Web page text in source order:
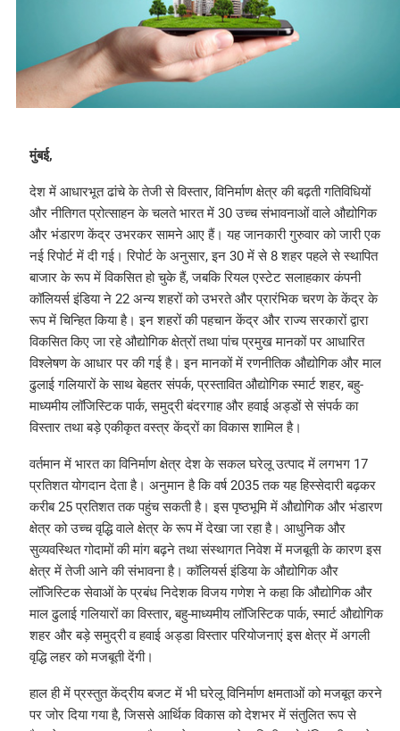
मुंबई,
देश में आधारभूत ढांचे के तेजी से विस्तार, विनिर्माण क्षेत्र की बढ़ती गतिविधियों
और नीतिगत प्रोत्साहन के चलते भारत में 30 उच्च संभावनाओं वाले औद्योगिक
और भंडारण केंद्र उभरकर सामने आए हैं। यह जानकारी गुरुवार को जारी एक
नई रिपोर्ट में दी गई। रिपोर्ट के अनुसार, इन 30 में से 8 शहर पहले से स्थापित
बाजार के रूप में विकसित हो चुके हैं, जबकि रियल एस्टेट सलाहकार कंपनी
कॉलियर्स इंडिया ने 22 अन्य शहरों को उभरते और प्रारंभिक चरण के केंद्र के
रूप में चिन्हित किया है। इन शहरों की पहचान केंद्र और राज्य सरकारों द्वारा
विकसित किए जा रहे औद्योगिक क्षेत्रों तथा पांच प्रमुख मानकों पर आधारित
विश्लेषण के आधार पर की गई है। इन मानकों में रणनीतिक औद्योगिक और माल
ढुलाई गलियारों के साथ बेहतर संपर्क, प्रस्तावित औद्योगिक स्मार्ट शहर, बहु-
माध्यमीय लॉजिस्टिक पार्क, समुद्री बंदरगाह और हवाई अड्डों से संपर्क का
विस्तार तथा बड़े एकीकृत वस्त्र केंद्रों का विकास शामिल है।
वर्तमान में भारत का विनिर्माण क्षेत्र देश के सकल घरेलू उत्पाद में लगभग 17
प्रतिशत योगदान देता है। अनुमान है कि वर्ष 2035 तक यह हिस्सेदारी बढ़कर
करीब 25 प्रतिशत तक पहुंच सकती है। इस पृष्ठभूमि में औद्योगिक और भंडारण
क्षेत्र को उच्च वृद्धि वाले क्षेत्र के रूप में देखा जा रहा है। आधुनिक और
सुव्यवस्थित गोदामों की मांग बढ़ने तथा संस्थागत निवेश में मजबूती के कारण इस
क्षेत्र में तेजी आने की संभावना है। कॉलियर्स इंडिया के औद्योगिक और
लॉजिस्टिक सेवाओं के प्रबंध निदेशक विजय गणेश ने कहा कि औद्योगिक और
माल ढुलाई गलियारों का विस्तार, बहु-माध्यमीय लॉजिस्टिक पार्क, स्मार्ट औद्योगिक
शहर और बड़े समुद्री व हवाई अड्डा विस्तार परियोजनाएं इस क्षेत्र में अगली
वृद्धि लहर को मजबूती देंगी।
हाल ही में प्रस्तुत केंद्रीय बजट में भी घरेलू विनिर्माण क्षमताओं को मजबूत करने
पर जोर दिया गया है, जिससे आर्थिक विकास को देशभर में संतुलित रूप से